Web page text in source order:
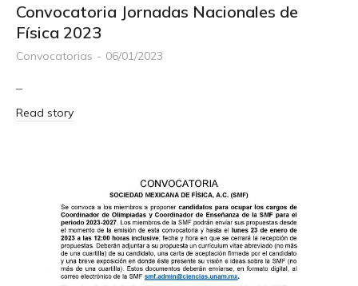
Convocatoria Jornadas Nacionales de
Física 2023
Convocatorias 06/01/2023
–
Read story